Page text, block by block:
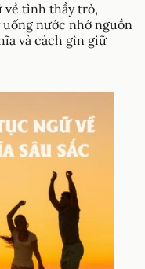
về tình thầy trò,
uống nước nhớ nguồn
và cách gìn giữ